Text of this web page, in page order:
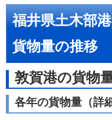
福井県土木部
貨物量の推移
敦賀港の貨物
各年の貨物量（詳